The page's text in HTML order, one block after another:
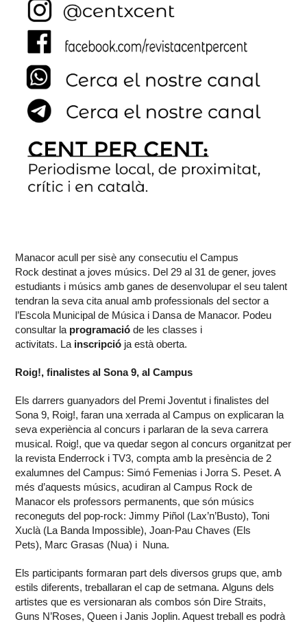
Manacor acull per sisè any consecutiu el Campus
Rock destinat a joves músics. Del 29 al 31 de gener, joves
estudiants i músics amb ganes de desenvolupar el seu talent
tendran la seva cita anual amb professionals del sector a
l’Escola Municipal de Música i Dansa de Manacor. Podeu
consultar la programació de les classes i
activitats. La inscripció ja està oberta.
Roig!, finalistes al Sona 9, al Campus
Els darrers guanyadors del Premi Joventut i finalistes del
Sona 9, Roig!, faran una xerrada al Campus on explicaran la
seva experiència al concurs i parlaran de la seva carrera
musical. Roig!, que va quedar segon al concurs organitzat per
la revista Enderrock i TV3, compta amb la presència de 2
exalumnes del Campus: Simó Femenias i Jorra S. Peset. A
més d’aquests músics, acudiran al Campus Rock de
Manacor els professors permanents, que són músics
reconeguts del pop-rock: Jimmy Piñol (Lax’n’Busto), Toni
Xuclà (La Banda Impossible), Joan-Pau Chaves (Els
Pets), Marc Grasas (Nua) i Nuna.
Els participants formaran part dels diversos grups que, amb
estils diferents, treballaran el cap de setmana. Alguns dels
artistes que es versionaran als combos són Dire Straits,
Guns N’Roses, Queen i Janis Joplin. Aquest treball es podrà